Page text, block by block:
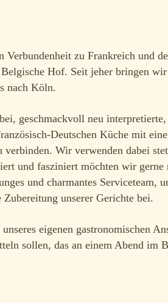
Verbundenheit zu Frankreich und
Hof. Seit jeher bringen
nach Köln.
geschmackvoll neu
Deutschen Küche mit
verbinden. Wir verwenden dabei
und fasziniert möchten wir gerne
und charmantes Serviceteam,
unserer Gerichte bei.
eigenen gastronomischen
sollen, das an einem Abend im